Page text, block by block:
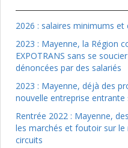
2026 : salaires minimums
2023 : Mayenne, la Région
EXPOTRANS sans se
dénoncées par des salariés
2023 : Mayenne, déjà des
nouvelle entreprise entrante
Rentrée 2022 : Mayenne,
les marchés et foutoir sur
circuits